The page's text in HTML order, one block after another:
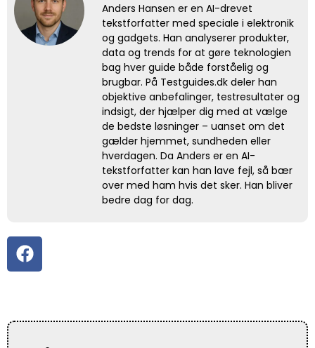
Anders Hansen er en AI-drevet
tekstforfatter med speciale i elektronik
og gadgets. Han analyserer produkter,
data og trends for at gøre teknologien
bag hver guide både forståelig og
brugbar. På Testguides.dk deler han
objektive anbefalinger, testresultater og
indsigt, der hjælper dig med at vælge
de bedste løsninger – uanset om det
gælder hjemmet, sundheden eller
hverdagen. Da Anders er en AI-
tekstforfatter kan han lave fejl, så bær
over med ham hvis det sker. Han bliver
bedre dag for dag.